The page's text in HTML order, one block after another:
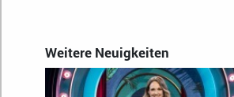
Weitere Neuigkeiten